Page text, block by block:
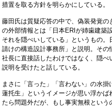
措置を取る方針を明らかにしている。
藤田氏は質疑応答の中で、偽装発覚
の外部情報とは「日本ERIが姉歯建築
それを隠ぺいしている」というもの
請けの構造設計事務所」と説明。そ
社長に直接話したわけではなく、隠
説明を受けたと話している。
まさに「言った」「言わない」の水
蓮托生」というイメージが思い浮か
たら問題外だが、もし事実無根とい